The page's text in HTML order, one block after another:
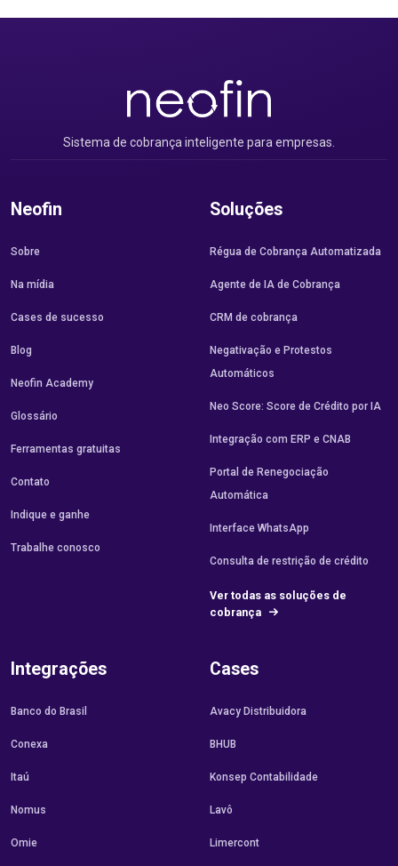
Sistema de cobrança inteligente para empresas.
Neofin
Sobre
Na mídia
Cases de sucesso
Blog
Neofin Academy
Glossário
Ferramentas gratuitas
Contato
Indique e ganhe
Trabalhe conosco
Soluções
Régua de Cobrança Automatizada
Agente de IA de Cobrança
CRM de cobrança
Negativação e Protestos
Automáticos
Neo Score: Score de Crédito por IA
Integração com ERP e CNAB
Portal de Renegociação
Automática
Interface WhatsApp
Consulta de restrição de crédito
Ver todas as soluções de
cobrança
Integrações
Banco do Brasil
Conexa
Itaú
Nomus
Omie
Cases
Avacy Distribuidora
BHUB
Konsep Contabilidade
Lavô
Limercont